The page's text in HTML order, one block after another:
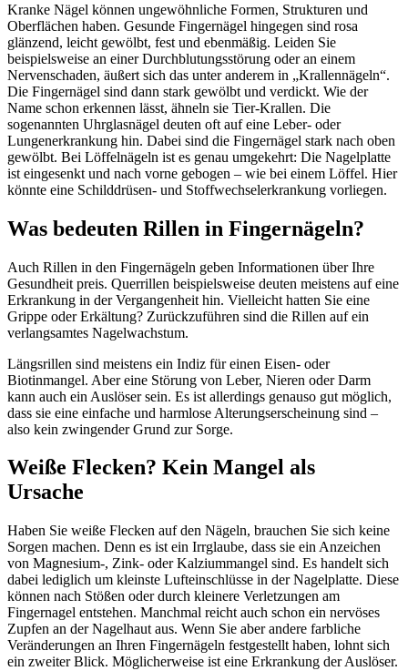
Kranke Nägel können ungewöhnliche Formen, Strukturen und
Oberflächen haben. Gesunde Fingernägel hingegen sind rosa
glänzend, leicht gewölbt, fest und ebenmäßig. Leiden Sie
beispielsweise an einer Durchblutungsstörung oder an einem
Nervenschaden, äußert sich das unter anderem in „Krallennägeln“.
Die Fingernägel sind dann stark gewölbt und verdickt. Wie der
Name schon erkennen lässt, ähneln sie Tier-Krallen. Die
sogenannten Uhrglasnägel deuten oft auf eine Leber- oder
Lungenerkrankung hin. Dabei sind die Fingernägel stark nach oben
gewölbt. Bei Löffelnägeln ist es genau umgekehrt: Die Nagelplatte
ist eingesenkt und nach vorne gebogen – wie bei einem Löffel. Hier
könnte eine Schilddrüsen- und Stoffwechselerkrankung vorliegen.
Was bedeuten Rillen in Fingernägeln?
Auch Rillen in den Fingernägeln geben Informationen über Ihre
Gesundheit preis. Querrillen beispielsweise deuten meistens auf eine
Erkrankung in der Vergangenheit hin. Vielleicht hatten Sie eine
Grippe oder Erkältung? Zurückzuführen sind die Rillen auf ein
verlangsamtes Nagelwachstum.
Längsrillen sind meistens ein Indiz für einen Eisen- oder
Biotinmangel. Aber eine Störung von Leber, Nieren oder Darm
kann auch ein Auslöser sein. Es ist allerdings genauso gut möglich,
dass sie eine einfache und harmlose Alterungserscheinung sind –
also kein zwingender Grund zur Sorge.
Weiße Flecken? Kein Mangel als
Ursache
Haben Sie weiße Flecken auf den Nägeln, brauchen Sie sich keine
Sorgen machen. Denn es ist ein Irrglaube, dass sie ein Anzeichen
von Magnesium-, Zink- oder Kalziummangel sind. Es handelt sich
dabei lediglich um kleinste Lufteinschlüsse in der Nagelplatte. Diese
können nach Stößen oder durch kleinere Verletzungen am
Fingernagel entstehen. Manchmal reicht auch schon ein nervöses
Zupfen an der Nagelhaut aus. Wenn Sie aber andere farbliche
Veränderungen an Ihren Fingernägeln festgestellt haben, lohnt sich
ein zweiter Blick. Möglicherweise ist eine Erkrankung der Auslöser.